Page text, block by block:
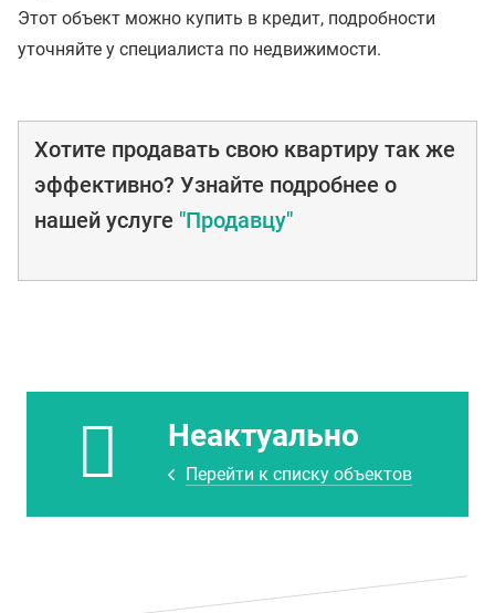
Этот объект можно купить в кредит, подробности
уточняйте у специалиста по недвижимости.
Хотите продавать свою квартиру так же
эффективно? Узнайте подробнее о
нашей услуге "Продавцу"
Неактуально
Перейти к списку объектов